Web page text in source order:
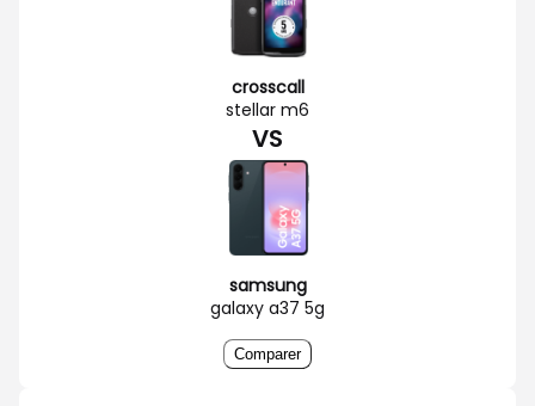
crosscall
stellar m6
VS
samsung
galaxy a37 5g
Comparer